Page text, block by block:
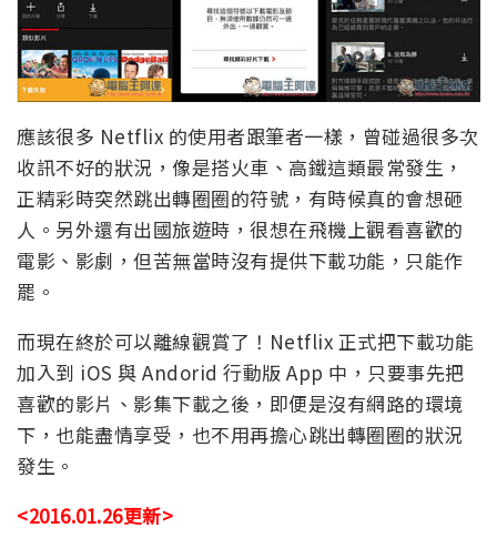
應該很多 Netflix 的使用者跟筆者一樣，曾碰過很多次
收訊不好的狀況，像是搭火車、高鐵這類最常發生，
正精彩時突然跳出轉圈圈的符號，有時候真的會想砸
人。另外還有出國旅遊時，很想在飛機上觀看喜歡的
電影、影劇，但苦無當時沒有提供下載功能，只能作
罷。
而現在終於可以離線觀賞了！Netflix 正式把下載功能
加入到 iOS 與 Andorid 行動版 App 中，只要事先把
喜歡的影片、影集下載之後，即便是沒有網路的環境
下，也能盡情享受，也不用再擔心跳出轉圈圈的狀況
發生。
<2016.01.26更新>